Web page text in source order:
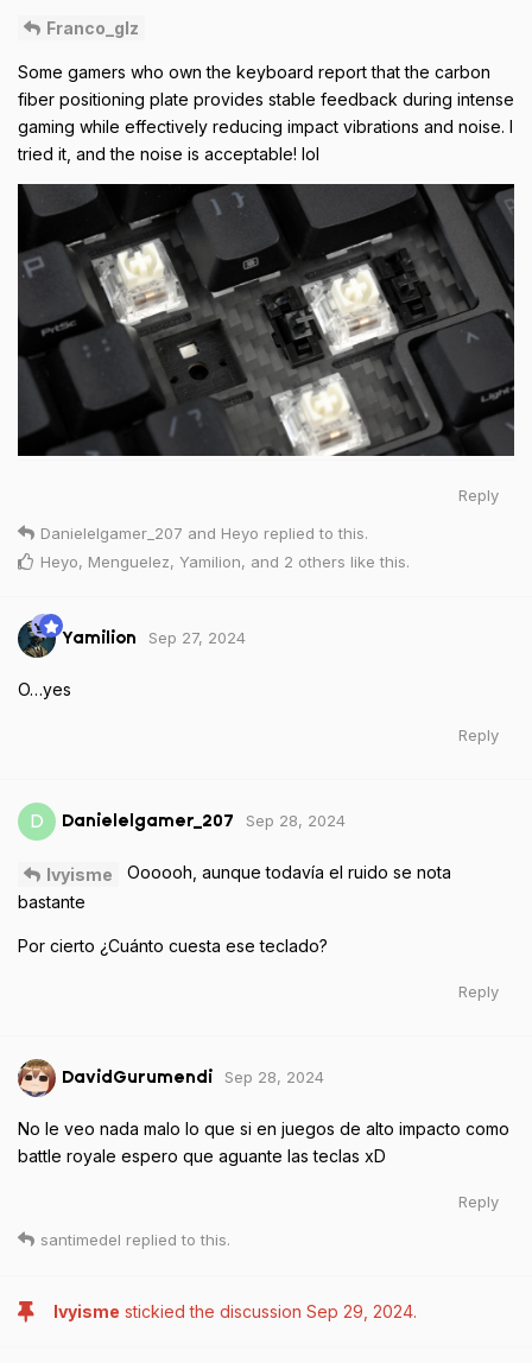
Franco_glz
Some gamers who own the keyboard report that the carbon
fiber positioning plate provides stable feedback during intense
gaming while effectively reducing impact vibrations and noise. I
tried it, and the noise is acceptable! lol
Reply
Danielelgamer_207 and Heyo replied to this.
Heyo, Menguelez, Yamilion, and 2 others like this.
Yamilion Sep 27, 2024
O…yes
Reply
D Danielelgamer_207 Sep 28, 2024
Ivyisme
Oooooh, aunque todavía el ruido se nota
bastante
Por cierto ¿Cuánto cuesta ese teclado?
Reply
DavidGurumendi Sep 28, 2024
No le veo nada malo lo que si en juegos de alto impacto como
battle royale espero que aguante las teclas xD
Reply
santimedel replied to this.
Ivyisme stickied the discussion Sep 29, 2024.